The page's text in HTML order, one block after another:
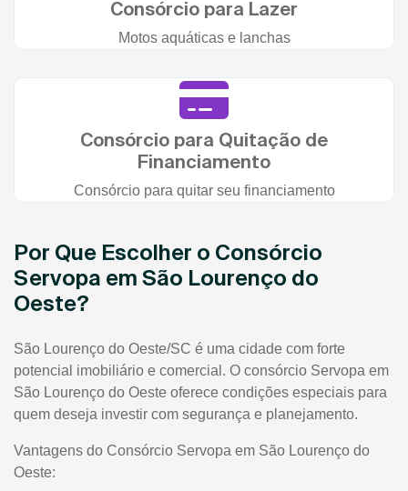
Consórcio para Lazer
Motos aquáticas e lanchas
Consórcio para Quitação de
Financiamento
Consórcio para quitar seu financiamento
Por Que Escolher o Consórcio
Servopa em São Lourenço do
Oeste?
São Lourenço do Oeste/SC é uma cidade com forte
potencial imobiliário e comercial. O consórcio Servopa em
São Lourenço do Oeste oferece condições especiais para
quem deseja investir com segurança e planejamento.
Vantagens do Consórcio Servopa em São Lourenço do
Oeste: